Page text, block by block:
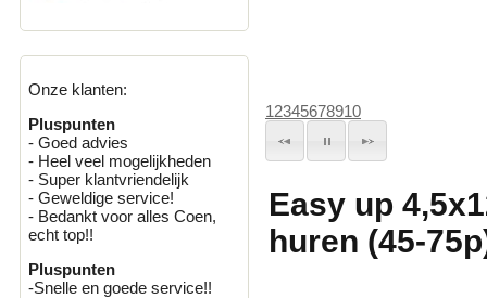
Onze klanten:
Pluspunten
- Goed advies
- Heel veel mogelijkheden
- Super klantvriendelijk
- Geweldige service!
- Bedankt voor alles Coen,
echt top!!
Pluspunten
-Snelle en goede service!!
12345678910
Easy up
huren (45-